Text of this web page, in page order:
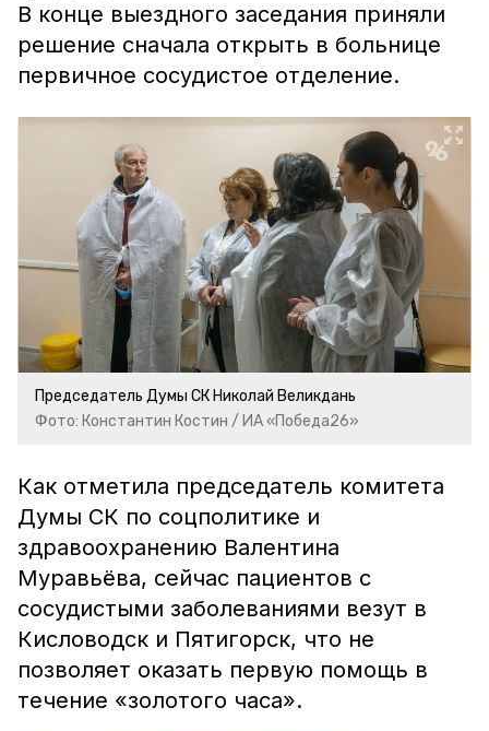
В конце выездного заседания приняли
решение сначала открыть в больнице
первичное сосудистое отделение.
Председатель Думы СК Николай Великдань
Фото: Константин Костин / ИА «Победа26»
Как отметила председатель комитета
Думы СК по соцполитике и
здравоохранению Валентина
Муравьёва, сейчас пациентов с
сосудистыми заболеваниями везут в
Кисловодск и Пятигорск, что не
позволяет оказать первую помощь в
течение «золотого часа».